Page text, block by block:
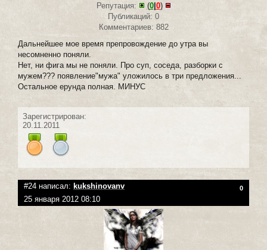
Репутация:
(0| 0)
Публикаций: 0
Комментариев: 882
Дальнейшее мое время препровождение до утра вы
несомненно поняли.
Нет, ни фига мы не поняли. Про суп, соседа, разборки с
мужем??? появление"мужа" уложилось в три предложения...
Остальное ерунда полная. МИНУС
Зарегистрирован:
20.11.2011
#24 написал: kukshinovanv 0
25 января 2012 08:10